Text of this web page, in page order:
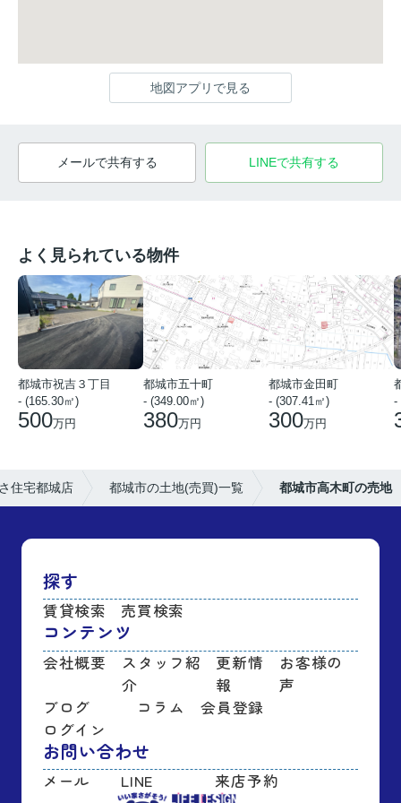
地図アプリで見る
メールで共有する LINEで共有する
よく見られている物件
都城市祝吉３丁目
- (165.30㎡)
500万円
都城市五十町
- (349.00㎡)
380万円
都城市金田町
- (307.41㎡)
300万円
-
住宅都城店 都城市の土地(売買)一覧 都城市高木町の売地
探す
賃貸検索 売買検索
コンテンツ
会社概要
スタッフ紹
介
更新情
報
お客様の
声
ブログ
コラム
会員登録
ログイン
お問い合わせ
メール LINE 来店予約